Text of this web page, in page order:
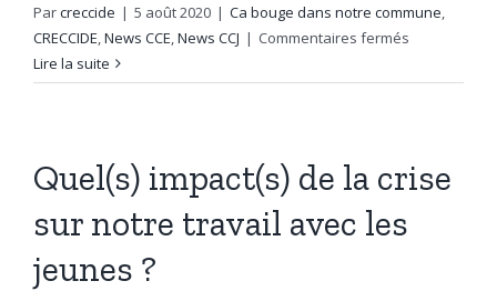
Parcreccide | 5 août 2020 | Ca bouge dans notre commune,
CRECCIDE,News CCE,News CCJ | Commentaires fermés
et
en
tant
Lire la suite
Quel(s) impact(s) de la crise
sur notre travail avec les
jeunes ?